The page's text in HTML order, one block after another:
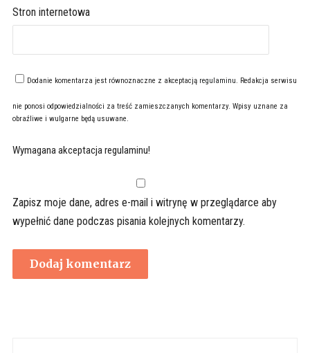
Stron internetowa
Dodanie komentarza jest równoznaczne z akceptacją regulaminu. Redakcja serwisu
nie ponosi odpowiedzialności za treść zamieszczanych komentarzy. Wpisy uznane za
obraźliwe i wulgarne będą usuwane.
Wymagana akceptacja regulaminu!
Zapisz moje dane, adres e-mail i witrynę w przeglądarce aby
wypełnić dane podczas pisania kolejnych komentarzy.